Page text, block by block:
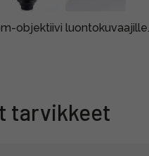
objektiivi luontokuvaajille.
tarvikkeet